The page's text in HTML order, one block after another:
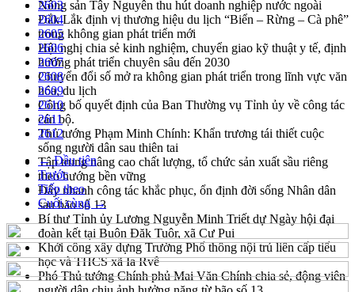
Nông sản Tây Nguyên thu hút doanh nghiệp nước ngoài
Đắk Lắk định vị thương hiệu du lịch “Biển – Rừng – Cà phê”
trong không gian phát triển mới
Hội nghị chia sẻ kinh nghiệm, chuyển giao kỹ thuật y tế, định
hướng phát triển chuyên sâu đến 2030
Chuyển đổi số mở ra không gian phát triển trong lĩnh vực văn
hóa, du lịch
Công bố quyết định của Ban Thường vụ Tỉnh ủy về công tác
cán bộ.
Thủ tướng Phạm Minh Chính: Khẩn trương tái thiết cuộc
sống người dân sau thiên tai
Tập trung nâng cao chất lượng, tổ chức sản xuất sầu riêng
theo hướng bền vững
Đẩy nhanh công tác khắc phục, ổn định đời sống Nhân dân
sau bão số 13
Bí thư Tỉnh ủy Lương Nguyễn Minh Triết dự Ngày hội đại
đoàn kết tại Buôn Đăk Tuôr, xã Cư Pui
Khởi công xây dựng Trường Phổ thông nội trú liên cấp tiểu
học và THCS xã Ia Rvê
Phó Thủ tướng Chính phủ Mai Văn Chính chia sẻ, động viên
2603
2604
2605
2606
2607
2608
2609
2610
2611
2612
← Đầu tiên
Trước
Tiếp theo
Cuối cùng →